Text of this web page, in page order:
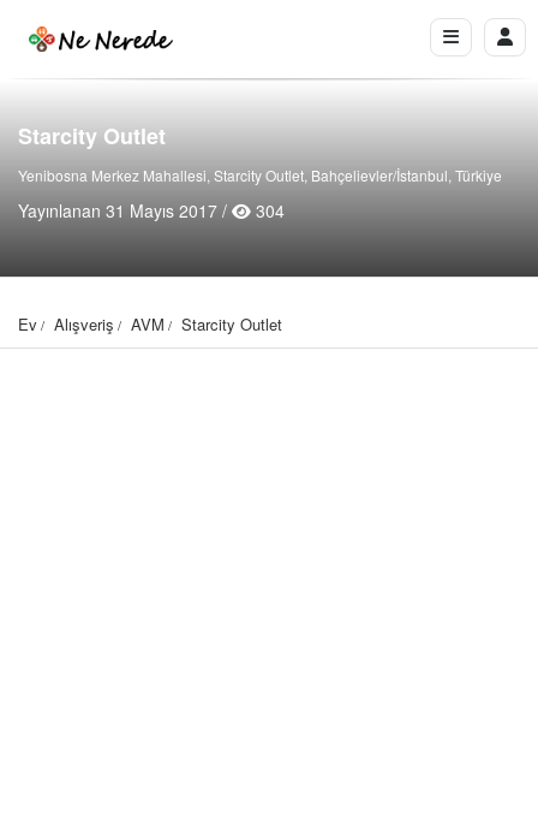
Starcity Outlet
Yenibosna Merkez Mahallesi, Starcity Outlet, Bahçelievler/İstanbul, Türkiye
Yayınlanan 31 Mayıs 2017 / 304
Ev Alışveriş AVM Starcity Outlet